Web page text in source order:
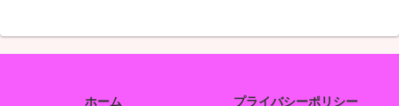
ホーム プライバシーポリシー